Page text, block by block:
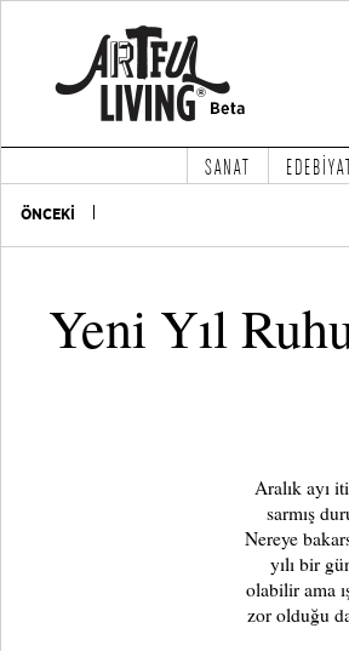
SANAT
ÖNCEKİ
Yeni Yıl
Aralık ayı
sarmış
Nereye
yılı bir
olabilir ama
zor olduğu